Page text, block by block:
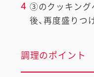
4 ③のクッキング
後、再度盛りつ
調理のポイント